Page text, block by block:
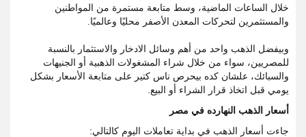
خلال الساعات الماضية، وسط متابعة مستمرة من المواطنين
والمستثمرين لتحركات المعدن الأصفر محليًا وعالميًا.
وبيفضل الذهب واحد من أهم وسائل الادخار والاستثمار بالنسبة
للمصريين، سواء من خلال شراء المشغولات الذهبية أو الجنيهات
والسبائك، علشان كده بيحرص ناس كتير على متابعة الأسعار بشكل
يومي قبل اتخاذ قرار الشراء أو البيع.
أسعار الذهب النهارده في مصر
جاءت أسعار الذهب في بداية تعاملات اليوم كالتالي: